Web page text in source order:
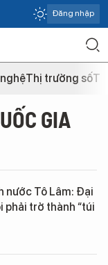
Đăng nhập
Thị trường số
GIA
nước Tô Lâm: Đại
phải trở thành “túi